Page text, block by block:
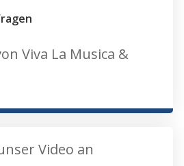
Viva La Musica &
Video an